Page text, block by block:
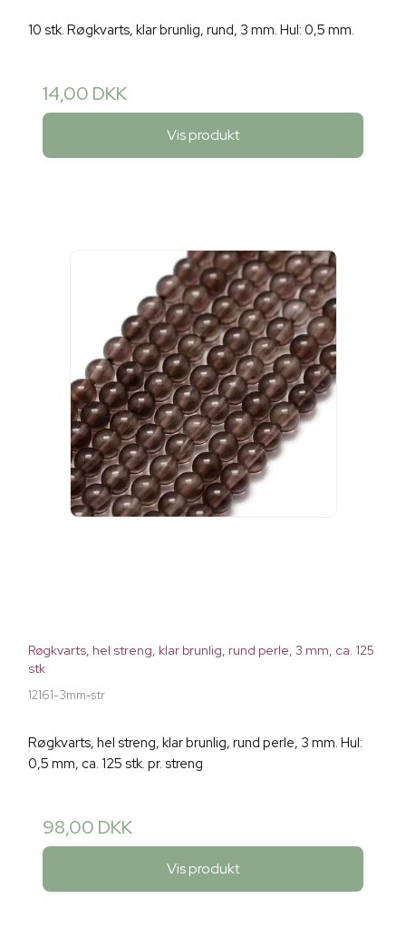
10 stk. Røgkvarts, klar brunlig, rund, 3 mm. Hul: 0,5 mm.
14,00 DKK
Vis produkt
Røgkvarts, hel streng, klar brunlig, rund perle, 3 mm, ca. 125
stk
12161-3mm-str
Røgkvarts, hel streng, klar brunlig, rund perle, 3 mm. Hul:
0,5 mm, ca. 125 stk. pr. streng
98,00 DKK
Vis produkt